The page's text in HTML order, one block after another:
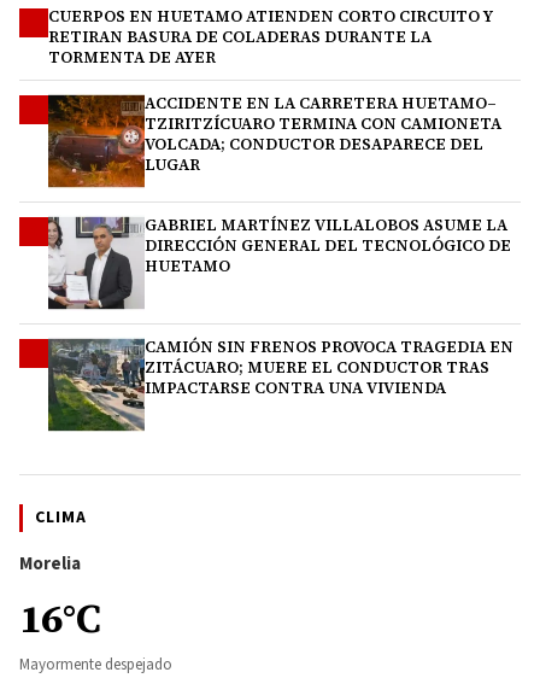
CUERPOS EN HUETAMO ATIENDEN CORTO CIRCUITO Y
RETIRAN BASURA DE COLADERAS DURANTE LA
TORMENTA DE AYER
ACCIDENTE EN LA CARRETERA HUETAMO–
TZIRITZÍCUARO TERMINA CON CAMIONETA
VOLCADA; CONDUCTOR DESAPARECE DEL
LUGAR
GABRIEL MARTÍNEZ VILLALOBOS ASUME LA
DIRECCIÓN GENERAL DEL TECNOLÓGICO DE
HUETAMO
CAMIÓN SIN FRENOS PROVOCA TRAGEDIA EN
ZITÁCUARO; MUERE EL CONDUCTOR TRAS
IMPACTARSE CONTRA UNA VIVIENDA
CLIMA
Morelia
16°C
Mayormente despejado